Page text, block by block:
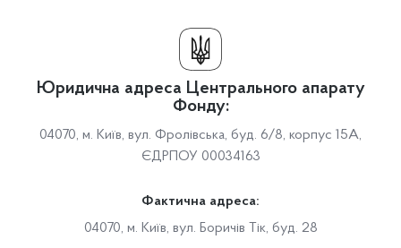
Юридична адреса Центрального апарату
Фонду:
04070, м. Київ, вул. Фролівська, буд. 6/8, корпус 15А,
ЄДРПОУ 00034163
Фактична адреса:
04070, м. Київ, вул. Боричів Тік, буд. 28